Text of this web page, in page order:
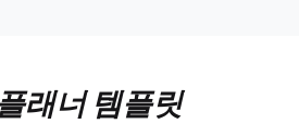
래너 템플릿